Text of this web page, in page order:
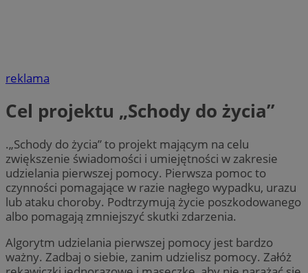
reklama
Cel projektu „Schody do życia”
.„Schody do życia” to projekt mającym na celu
zwiększenie świadomości i umiejętności w zakresie
udzielania pierwszej pomocy. Pierwsza pomoc to
czynności pomagające w razie nagłego wypadku, urazu
lub ataku choroby. Podtrzymują życie poszkodowanego
albo pomagają zmniejszyć skutki zdarzenia.
Algorytm udzielania pierwszej pomocy jest bardzo
ważny. Zadbaj o siebie, zanim udzielisz pomocy. Załóż